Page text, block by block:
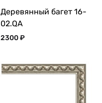
Деревянный багет 16-
02.QA
2300₽